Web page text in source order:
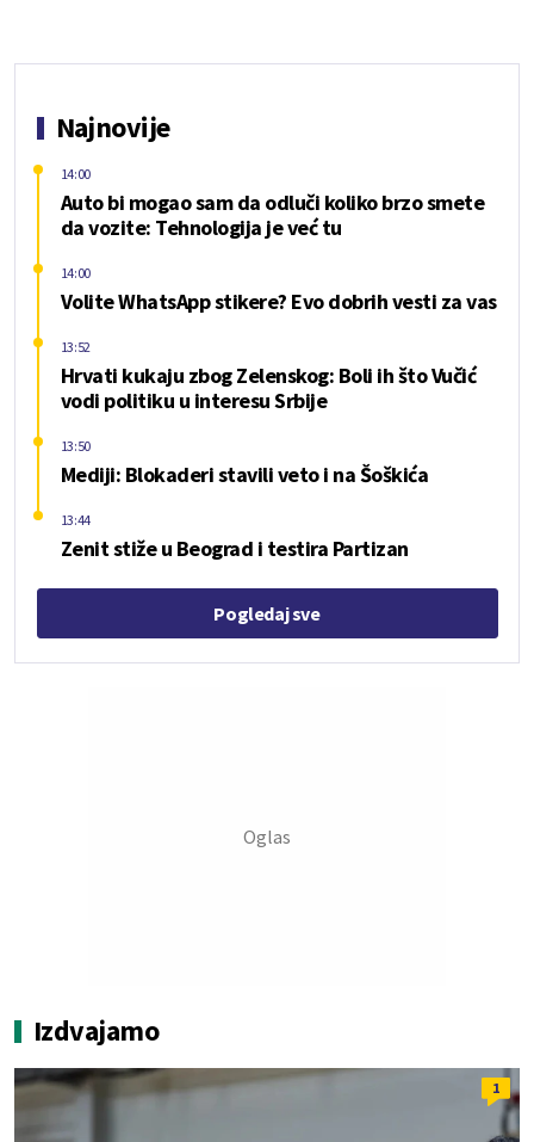
Najnovije
Auto bi mogao sam da odluči koliko brzo smete
da vozite: Tehnologija je već tu
14:00
Volite WhatsApp stikere? Evo dobrih vesti za vas
14:00
Hrvati kukaju zbog Zelenskog: Boli ih što Vučić
vodi politiku u interesu Srbije
13:52
Mediji: Blokaderi stavili veto i na Šoškića
13:50
Zenit stiže u Beograd i testira Partizan
13:44
Pogledaj sve
Izdvajamo
1